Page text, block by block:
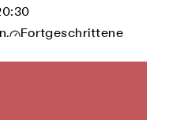
Fortgeschrittene